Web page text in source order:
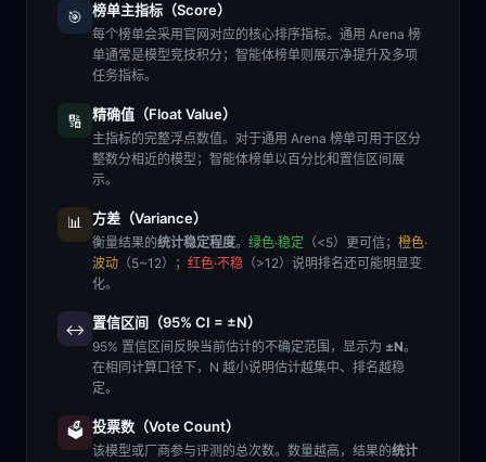
🎯 榜单主指标（Score）
每个榜单会采用官网对应的核心排序指标。通用 Arena 榜
单通常是模型竞技积分；智能体榜单则展示净提升及多项
任务指标。
🔢 精确值（Float Value）
主指标的完整浮点数值。对于通用 Arena 榜单可用于区分
整数分相近的模型；智能体榜单以百分比和置信区间展
示。
📊 方差（Variance）
衡量结果的统计稳定程度。 绿色·稳定 （<5）更可信； 橙色·
波动 （5~12）； 红色·不稳 （>12）说明排名还可能明显变
化。
↔️ 置信区间（95% CI = ±N）
95% 置信区间反映当前估计的不确定范围，显示为 ±N。
在相同计算口径下，N 越小说明估计越集中、排名越稳
定。
🗳️ 投票数（Vote Count）
该模型或厂商参与评测的总次数。数量越高，结果的统计